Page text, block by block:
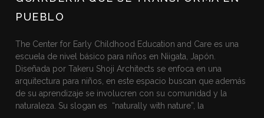
PUEBLO
The Center for Early Childhood Education and Care es una
escuela de nivel básico para niños en Niigata, Japón.
Diseñada por Takeru Shoji Architects se enfoca en una
arquitectura para niños, en este espacio buscan que además
de su aprendizaje se involucren con su comunidad y la
naturaleza. Su slogan es “naturally with nature”, la